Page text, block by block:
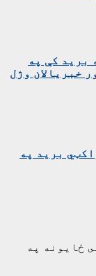
برید کې په
څلور خبریالان وژل
برید په
ځایونه په